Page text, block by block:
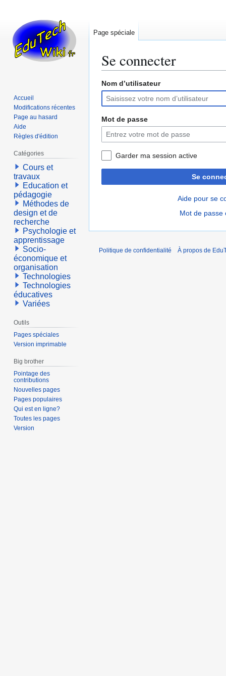
Se connecter
Aller
la
navigation
Aller
la
recherche
Nom d’utilisateur
Mot de passe
Garder ma session active
Se
Aide pour se
Mot de passe
Page spéciale
Accueil
Modifications récentes
Page au hasard
Aide
Règles d'édition
Catégories
Cours et
travaux
Education et
pédagogie
Méthodes de
design et de
recherche
Psychologie et
apprentissage
Socio-
économique et
organisation
Technologies
Technologies
éducatives
Variées
Outils
Pages spéciales
Version imprimable
Big brother
Pointage des
contributions
Nouvelles pages
Pages populaires
Qui est en ligne?
Toutes les pages
Version
Politique de confidentialité À propos de